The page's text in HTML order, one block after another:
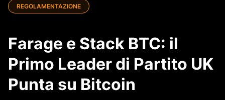
REGOLAMENTAZIONE
Farage e Stack BTC: il
Primo Leader di Partito UK
Punta su Bitcoin